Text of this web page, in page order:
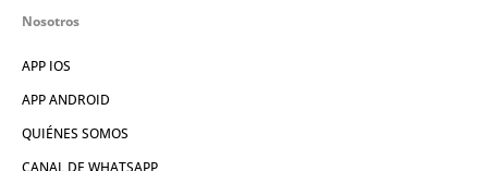
Nosotros
APP IOS
APP ANDROID
QUIÉNES SOMOS
CANAL DE WHATSAPP